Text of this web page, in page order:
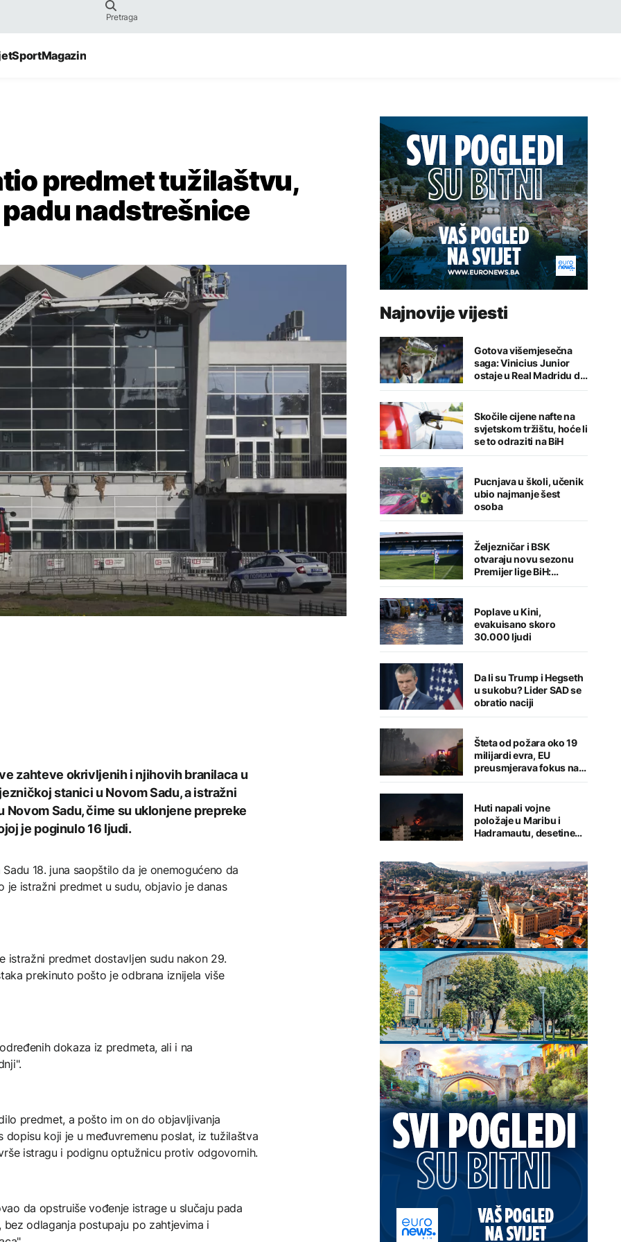
SportMagazin
predmet tužilaštvu,
nadstrešnice
zahteve okrivljenih i njihovih branilaca u
stanici u Novom Sadu, a istražni
Sadu, čime su uklonjene prepreke
je poginulo 16 ljudi.
18. juna saopštilo da je onemogućeno da
istražni predmet u sudu, objavio je danas
istražni predmet dostavljen sudu nakon 29.
prekinuto pošto je odbrana iznijela više
dokaza iz predmeta, ali i na
predmet, a pošto im on do objavljivanja
koji je u međuvremenu poslat, iz tužilaštva
istragu i podignu optužnicu protiv odgovornih.
da opstruiše vođenje istrage u slučaju pada
odlaganja postupaju po zahtjevima i
Najnovije vijesti
Gotova višemjesečna
saga: Vinicius Junior
ostaje u Real Madridu do
2032. godine
Skočile cijene nafte na
svjetskom tržištu, hoće li
se to odraziti na BiH
Pucnjava u školi, učenik
ubio najmanje šest
osoba
Željezničar i BSK
otvaraju novu sezonu
Premijer lige BiH:
Sarajlije u problemima,
Poplave u Kini,
evakuisano skoro
30.000 ljudi
Da li su Trump i Hegseth
u sukobu? Lider SAD se
obratio naciji
Šteta od požara oko 19
milijardi evra, EU
preusmjerava fokus na
prevenciju
Huti napali vojne
položaje u Maribu i
Hadramautu, desetine